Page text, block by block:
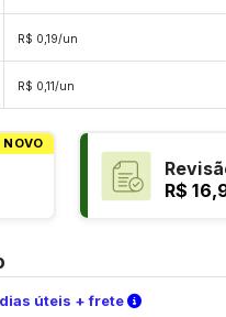
R$ 0,19/un
R$ 0,11/un
NOVO
R$
úteis + frete Verifique